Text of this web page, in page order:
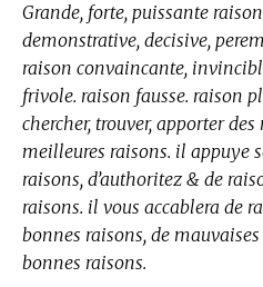
Grande, forte, puissante
demonstrative, decisive,
raison convaincante,
frivole. raison fausse. raison
chercher, trouver, apporter
meilleures raisons. il appuye
raisons, d’authoritez & de
raisons. il vous accablera de
bonnes raisons, de
bonnes raisons.